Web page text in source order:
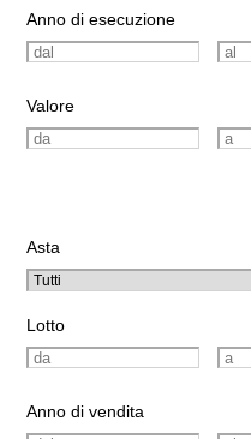
Anno di esecuzione
Valore
Asta
Lotto
Anno di vendita